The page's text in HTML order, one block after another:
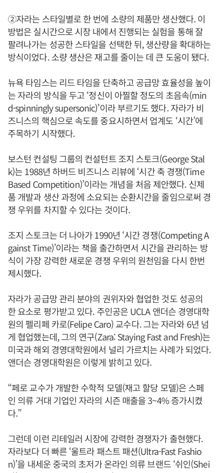
②자라는 스타일별로 한 번에 소량의 제품만 생산했다. 이
방법은 실시간으로 시장 내에서 진행되는 실험을 통해 잘
팔려나가는 성공한 스타일을 선택한 뒤, 생산량을 확대하는
방식이었다. 소량 생산은 재고를 줄이는 데 큰 도움이 됐다.
뉴욕 타임스는 리드 타임을 단축하고 공급망 효율성을 높이
는 자라의 방식을 두고 ‘정신이 아찔할 정도의 초음속(min
d-spinningly supersonic)’이라 부르기도 했다. 자라가 비
즈니스의 핵심으로 속도를 중요시하면서 업계도 ‘시간’에
주목하기 시작했다.
보스턴 컨설팅 그룹의 컨설턴트 조지 스토크(George Stal
k)는 1988년 하버드 비즈니스 리뷰에 ‘시간 축 경쟁(Time
Based Competition)’이라는 개념을 처음 제안했다. 신제
품 개발과 생산 과정에 소요되는 순환시간을 줄임으로써 경
쟁 우위를 차지할 수 있다는 것이다.
조지 스토크는 더 나아가 1990년 ‘시간 경쟁(Competing A
gainst Time)’이라는 책을 출간하면서 시간을 관리하는 방
식이 가장 강력한 새로운 경쟁 우위의 원천임을 다시 한번
제시했다.
자라가 공급망 관리 분야의 권위자와 협업한 것도 성공의
한 요소로 평가받고 있다. 주인공은 UCLA 앤더슨 경영대학
원의 펠리페 카로(Felipe Caro) 교수다. 그는 자라와 6년 넘
게 협업했는데, 그의 연구(Zara: Staying Fast and Fresh)는
미국과 해외 경영대학원에서 널리 가르치는 사례가 되었다.
앤더슨 경영대학원은 이렇게 밝히고 있다.
“페로 교수가 개발한 수학적 모델(재고 할당 모델)은 스페
인 의류 거대 기업인 자라의 시즌 매출을 3~4% 증가시켰
다.”
그런데 이런 리테일러 시장에 강력한 경쟁자가 출현했다.
자라보다 더 빠른 ‘울트라 패스트 패션(Ultra-Fast Fashio
n)’을 내세운 중국의 초저가 온라인 의류 브랜드 ‘쉬인(Shei